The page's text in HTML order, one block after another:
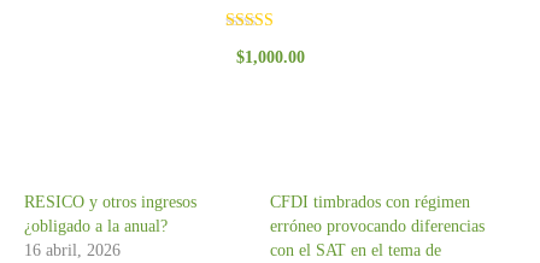
con
$1,000.00
RESICO y otros ingresos
¿obligado a la anual?
16 abril, 2026
CFDI timbrados con régimen
erróneo provocando diferencias
con el SAT en el tema de